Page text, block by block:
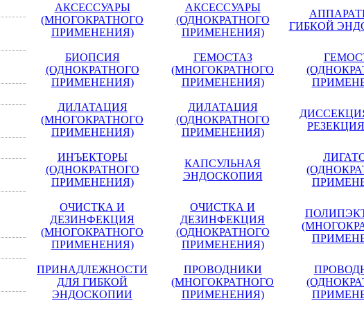
АКСЕССУАРЫ
(МНОГОКРАТНОГО
ПРИМЕНЕНИЯ)
АКСЕССУАРЫ
(ОДНОКРАТНОГО
ПРИМЕНЕНИЯ)
ГИБКОЙ
БИОПСИЯ
(ОДНОКРАТНОГО
ПРИМЕНЕНИЯ)
ГЕМОСТАЗ
(МНОГОКРАТНОГО
ПРИМЕНЕНИЯ)
ДИЛАТАЦИЯ
(МНОГОКРАТНОГО
ПРИМЕНЕНИЯ)
ДИЛАТАЦИЯ
(ОДНОКРАТНОГО
ПРИМЕНЕНИЯ)
РЕЗЕКЦИЯ
ИНЪЕКТОРЫ
(ОДНОКРАТНОГО
ПРИМЕНЕНИЯ)
КАПСУЛЬНАЯ
ЭНДОСКОПИЯ
ОЧИСТКА И
ДЕЗИНФЕКЦИЯ
(МНОГОКРАТНОГО
ПРИМЕНЕНИЯ)
ОЧИСТКА И
ДЕЗИНФЕКЦИЯ
(ОДНОКРАТНОГО
ПРИМЕНЕНИЯ)
ПРИНАДЛЕЖНОСТИ
ДЛЯ ГИБКОЙ
ЭНДОСКОПИИ
ПРОВОДНИКИ
(МНОГОКРАТНОГО
ПРИМЕНЕНИЯ)